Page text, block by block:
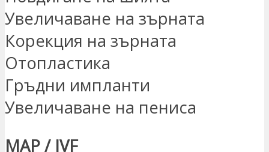
Увеличаване на зърната
Корекция на зърната
Отопластика
Гръдни импланти
Увеличаване на пениса
MAP / IVF